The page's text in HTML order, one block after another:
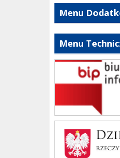
Menu
Menu
bip szkoły
Dziennik Polski